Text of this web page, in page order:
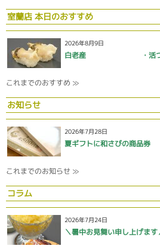
室蘭店 本日のおすすめ
2026年8月9日
白老産 ・活つ
これまでのおすすめ ≫
お知らせ
2026年7月28日
夏ギフトに和さびの商品券
これまでのお知らせ ≫
コラム
2026年7月24日
＼暑中お見舞い申し上げます